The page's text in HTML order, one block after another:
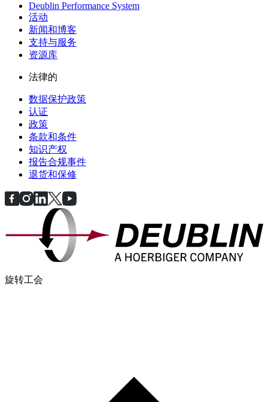
Deublin Performance System
活动
新闻和博客
支持与服务
资源库
法律的
数据保护政策
认证
政策
条款和条件
知识产权
报告合规事件
退货和保修
旋转工会